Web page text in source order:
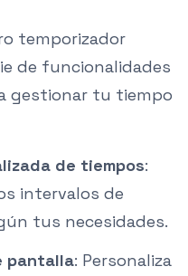
temporizador
de funcionalidades
gestionar tu tiempo
de tiempos:
intervalos de
tus necesidades.
pantalla: Personaliza